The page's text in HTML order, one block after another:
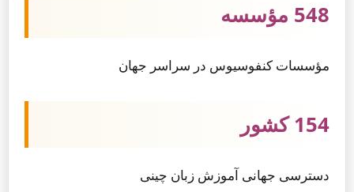
548 مؤسسه
مؤسسات کنفوسیوس در سراسر جهان
154 کشور
دسترسی جهانی آموزش زبان چینی